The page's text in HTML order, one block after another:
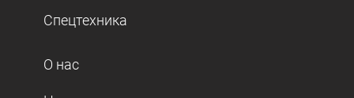
Спецтехника
О нас